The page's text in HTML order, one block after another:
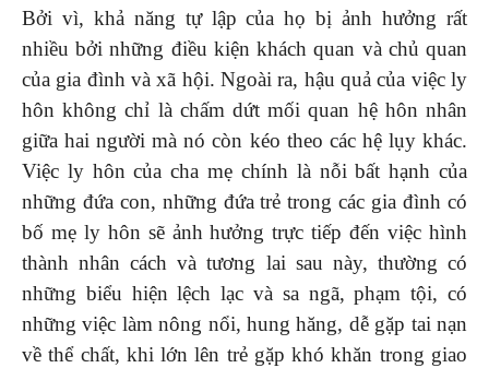
Bởi vì, khả năng tự lập của họ bị ảnh hưởng rất
nhiều bởi những điều kiện khách quan và chủ quan
của gia đình và xã hội. Ngoài ra, hậu quả của việc ly
hôn không chỉ là chấm dứt mối quan hệ hôn nhân
giữa hai người mà nó còn kéo theo các hệ lụy khác.
Việc ly hôn của cha mẹ chính là nỗi bất hạnh của
những đứa con, những đứa trẻ trong các gia đình có
bố mẹ ly hôn sẽ ảnh hưởng trực tiếp đến việc hình
thành nhân cách và tương lai sau này, thường có
những biểu hiện lệch lạc và sa ngã, phạm tội, có
những việc làm nông nổi, hung hăng, dễ gặp tai nạn
về thể chất, khi lớn lên trẻ gặp khó khăn trong giao